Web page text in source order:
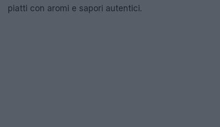
piatti con aromi e sapori autentici.